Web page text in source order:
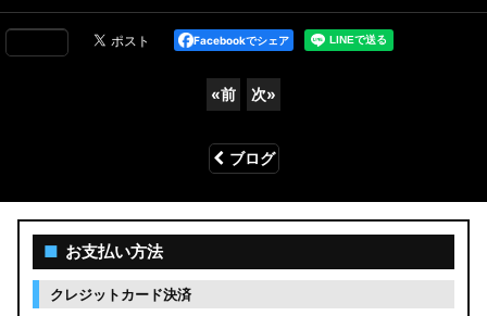
Facebookでシェア
«前 次»
ブログ
■ お支払い方法
クレジットカード決済